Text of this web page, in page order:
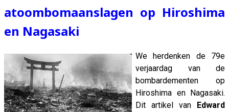
atoombomaanslagen op Hiroshima
en Nagasaki
We herdenken de 79e
verjaardag van de
bombardementen op
Hiroshima en Nagasaki.
Dit artikel van
Edward